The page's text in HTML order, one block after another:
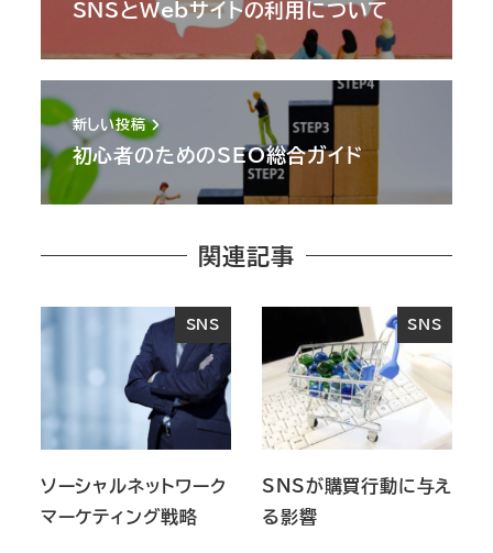
SNSとWebサイトの利用について
新しい投稿
初心者のためのSEO総合ガイド
関連記事
SNS
ソーシャルネットワーク
マーケティング戦略
SNS
SNSが購買行動に与え
る影響